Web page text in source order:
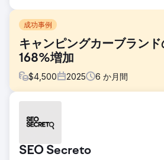
成功事例
キャンピングカーブラン
168%増加
$4,500 2025 6 か月間
当社のクライアントは、ブランド認知
スの低さにより新規顧客獲得に苦戦
SEO Secreto